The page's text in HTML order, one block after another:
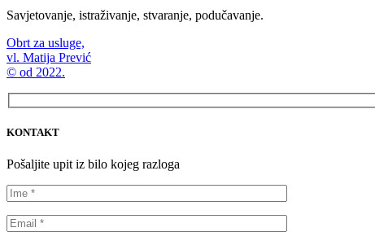
Savjetovanje, istraživanje, stvaranje, podučavanje.
Obrt za usluge,
vl. Matija Prević
© od 2022.
KONTAKT
Pošaljite upit iz bilo kojeg razloga